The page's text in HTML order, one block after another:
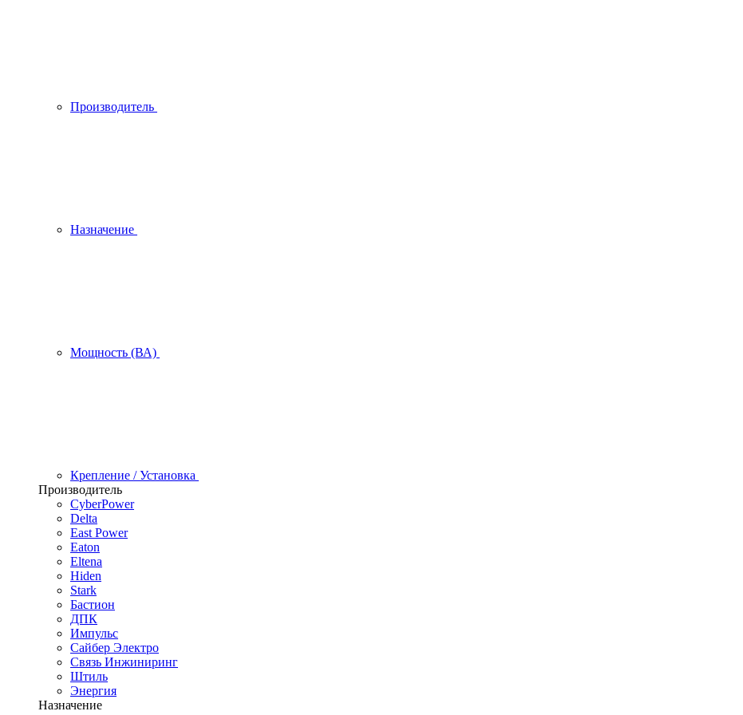
Производитель
Назначение
Мощность (ВА)
Крепление / Установка
Производитель
CyberPower
Delta
East Power
Eaton
Eltena
Hiden
Stark
Бастион
ДПК
Импульс
Сайбер Электро
Связь Инжиниринг
Штиль
Энергия
Назначение